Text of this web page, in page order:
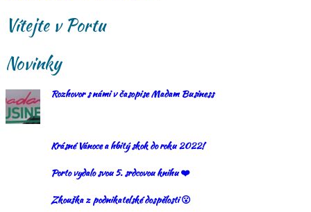
Vítejte v Portu
Novinky
Rozhovor s námi v časopise Madam Business
Krásné Vánoce a hbitý skok do roku 2022!
Porto vydalo svou 5. srdcovou knihu ❤️
Zkouška z podnikatelské dospělosti 😮